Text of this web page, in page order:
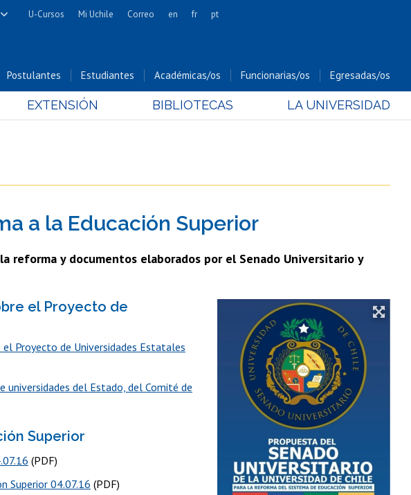
y Matemáticas
Cs. Forestales y Conservación
y Farmacéuticas
Cs. Sociales
en Educación
Estudios Internacionales
Alimentos
Hospital Clínico
U-Cursos Mi Uchile Correo en fr pt
Postulantes Estudiantes Académicas/os Funcionarias/os Egresadas/os
EXTENSIÓN BIBLIOTECAS LA UNIVERSIDAD
a la Educación Superior
reforma y documentos elaborados por el Senado Universitario y
el Proyecto de
Proyecto de Universidades Estatales
del Estado, del Comité de
Superior
(PDF)
Superior 04.07.16 (PDF)